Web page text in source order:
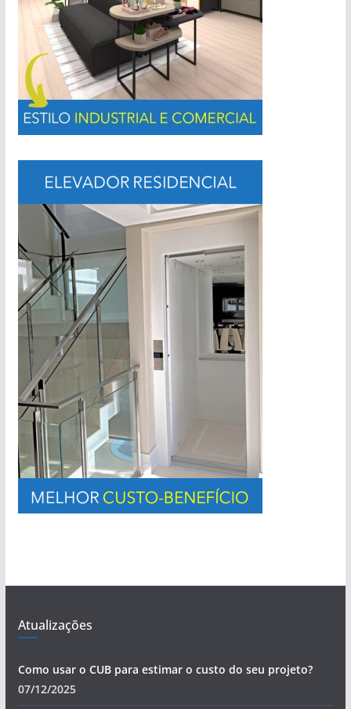
Atualizações
Como usar o CUB para estimar o custo do seu projeto?
07/12/2025